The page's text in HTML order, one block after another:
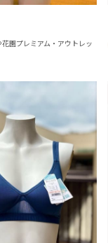
花園プレミアム・アウトレッ